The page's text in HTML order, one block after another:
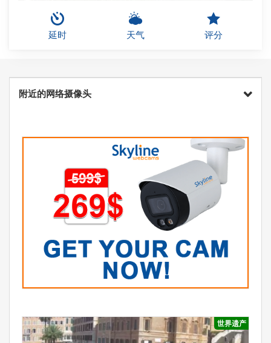
延时 天气 评分
附近的网络摄像头
世界遗产